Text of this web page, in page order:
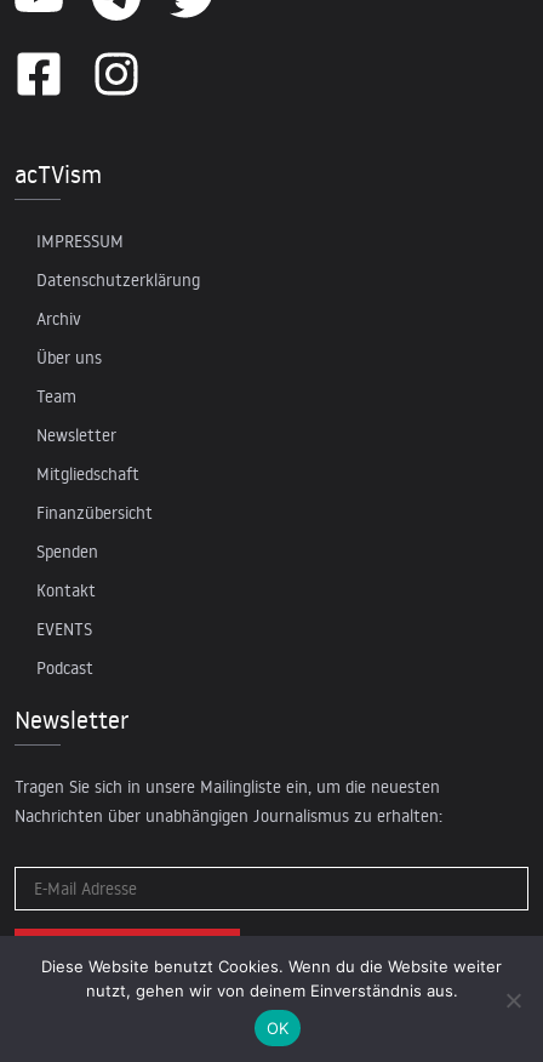
acTVism
IMPRESSUM
Datenschutzerklärung
Archiv
Über uns
Team
Newsletter
Mitgliedschaft
Finanzübersicht
Spenden
Kontakt
EVENTS
Podcast
Newsletter
Tragen Sie sich in unsere Mailingliste ein, um die neuesten
Nachrichten über unabhängigen Journalismus zu erhalten:
© 2026 AcTVism Munich e.V. | All rights reserved.
Diese Website benutzt Cookies. Wenn du die Website weiter
nutzt, gehen wir von deinem Einverständnis aus.
OK